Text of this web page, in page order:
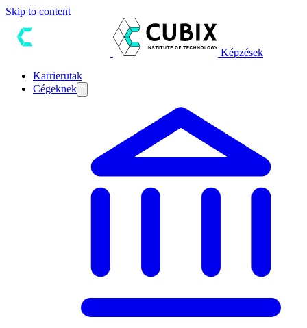
Skip to content
Képzések
Karrierutak
Cégeknek